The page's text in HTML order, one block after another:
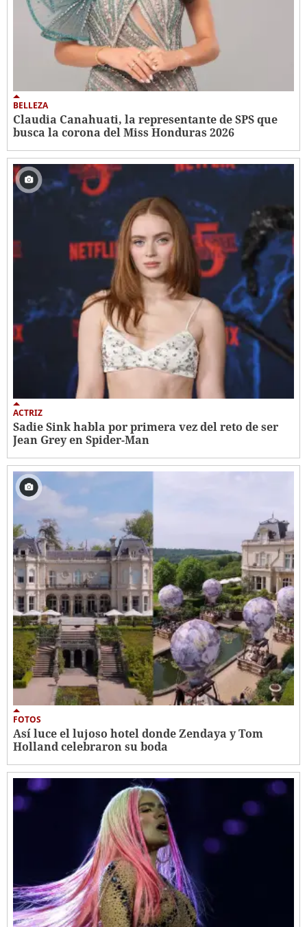
BELLEZA
Claudia Canahuati, la representante de SPS que
busca la corona del Miss Honduras 2026
ACTRIZ
Sadie Sink habla por primera vez del reto de ser
Jean Grey en Spider-Man
FOTOS
Así luce el lujoso hotel donde Zendaya y Tom
Holland celebraron su boda